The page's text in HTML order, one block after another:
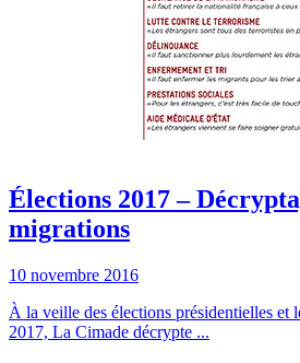
Élections 2017 –
migrations
10 novembre 2016
À la veille des élections présidentielles et
2017, La Cimade décrypte ...